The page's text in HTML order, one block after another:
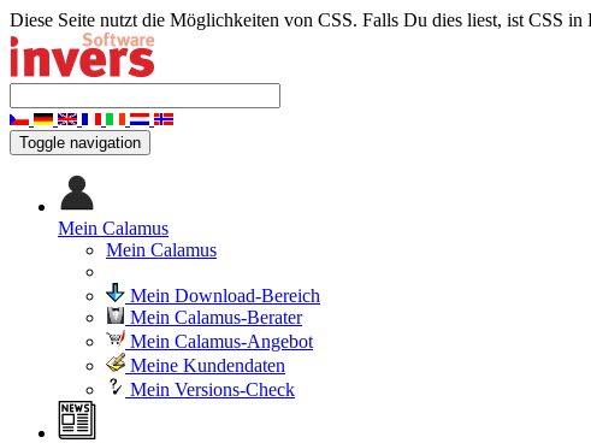
Diese Seite nutzt die Möglichkeiten von CSS. Falls Du dies liest, ist CSS
Toggle navigation
Mein Calamus
Mein Calamus
Mein Download-Bereich
Mein Calamus-Berater
Mein Calamus-Angebot
Meine Kundendaten
Mein Versions-Check